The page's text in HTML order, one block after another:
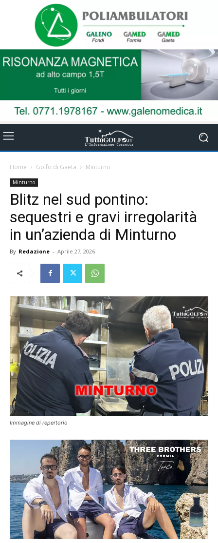
Home Golfo di Gaeta Minturno
Minturno
Blitz nel sud pontino:
sequestri e gravi irregolarità
in un’azienda di Minturno
By Redazione - Aprile 27, 2026
Immagine di repertorio